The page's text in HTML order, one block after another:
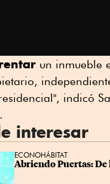
un inmueble
indicó
interesar
ECONOHÁBITAT
Abriendo Puertas: